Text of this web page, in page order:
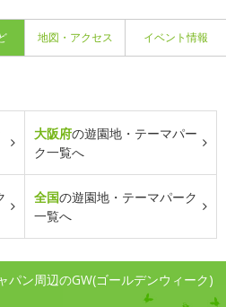
地図・アクセス イベント情報
大阪府の遊園地・テーマパー
ク一覧へ
全国の遊園地・テーマパーク
一覧へ
パン周辺のGW(ゴールデンウィーク)